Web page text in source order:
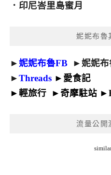
． 印尼峇里島蜜月
妮妮布魯
►妮妮布魯FB ►妮妮
►Threads ► 愛食記
►輕旅行 ► 奇摩駐站 ►
流量公開